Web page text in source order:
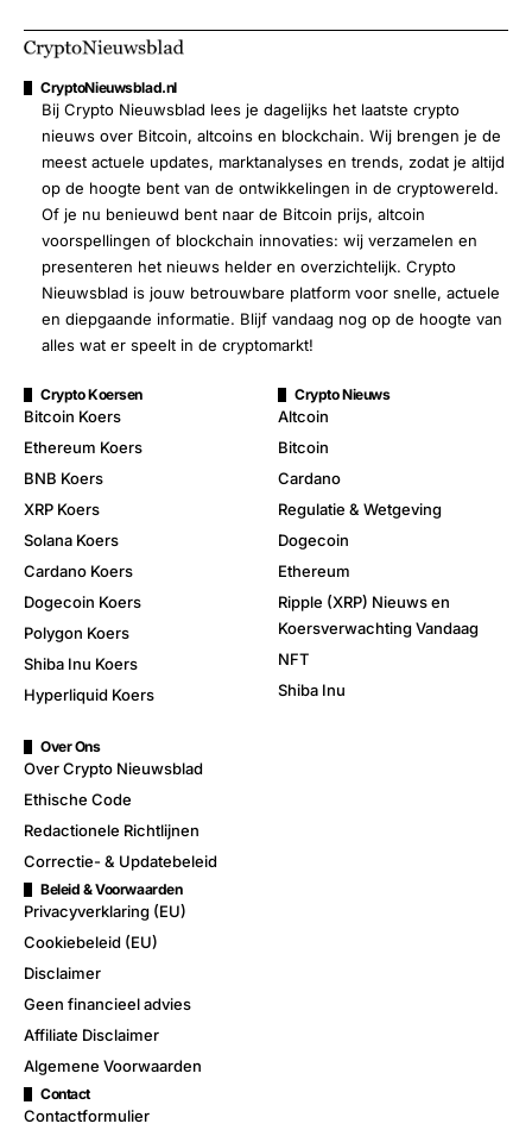
CryptoNieuwsblad.nl
Bij Crypto Nieuwsblad lees je dagelijks het laatste crypto
nieuws over Bitcoin, altcoins en blockchain. Wij brengen je de
meest actuele updates, marktanalyses en trends, zodat je altijd
op de hoogte bent van de ontwikkelingen in de cryptowereld.
Of je nu benieuwd bent naar de Bitcoin prijs, altcoin
voorspellingen of blockchain innovaties: wij verzamelen en
presenteren het nieuws helder en overzichtelijk. Crypto
Nieuwsblad is jouw betrouwbare platform voor snelle, actuele
en diepgaande informatie. Blijf vandaag nog op de hoogte van
alles wat er speelt in de cryptomarkt!
Crypto Koersen
Bitcoin Koers
Ethereum Koers
BNB Koers
XRP Koers
Solana Koers
Cardano Koers
Dogecoin Koers
Polygon Koers
Shiba Inu Koers
Hyperliquid Koers
Crypto Nieuws
Altcoin
Bitcoin
Cardano
Regulatie & Wetgeving
Dogecoin
Ethereum
Ripple (XRP) Nieuws en
Koersverwachting Vandaag
NFT
Shiba Inu
Over Ons
Over Crypto Nieuwsblad
Ethische Code
Redactionele Richtlijnen
Correctie- & Updatebeleid
Beleid & Voorwaarden
Privacyverklaring (EU)
Cookiebeleid (EU)
Disclaimer
Geen financieel advies
Affiliate Disclaimer
Algemene Voorwaarden
Contact
Contactformulier